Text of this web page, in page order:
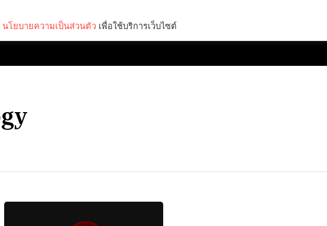
นโยบายความเป็นส่วนตัว เพื่อใช้บริการเว็บไซต์